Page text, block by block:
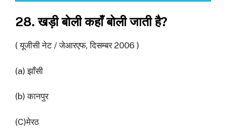
28. खड़ी बोली कहाँ बोली जाती है?
( यूजीसी नेट / जेआरएफ, दिसम्बर 2006 )
(a) झाँसी
(b) कानपुर
(C)मेरठ